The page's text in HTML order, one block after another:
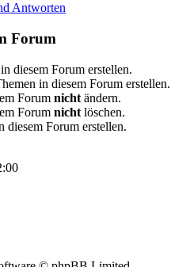
Antworten
Forum
diesem Forum erstellen.
in diesem Forum erstellen.
Forum nicht ändern.
Forum nicht löschen.
diesem Forum erstellen.